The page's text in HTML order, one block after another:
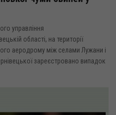
управління
області, на території
аеродрому між селами Лужани і
зареєстровано випадок